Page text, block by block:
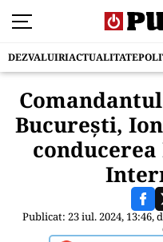
DEZVALUIRIACTUALITATE
București,
Publicat: 23 iul. 2024, 13:46,